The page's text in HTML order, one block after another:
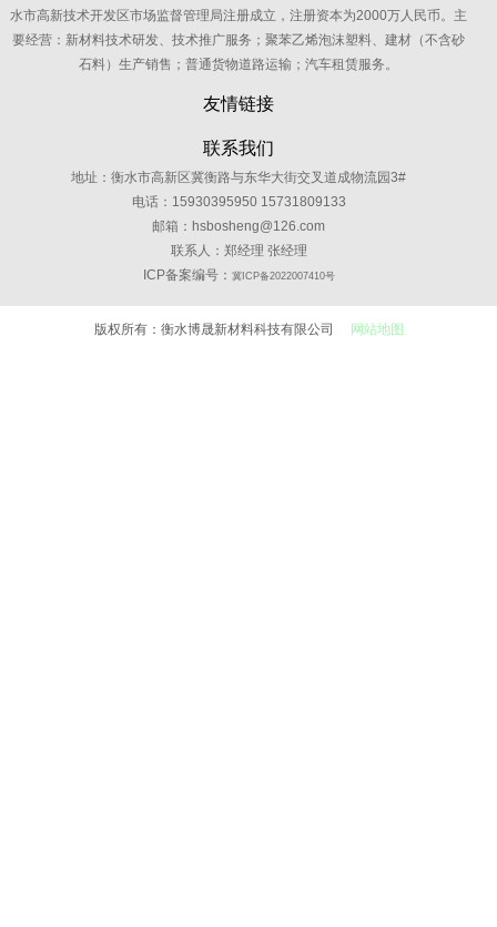
水市高新技术开发区市场监督管理局注册成立，注册资本为2000万人民币。主
要经营：新材料技术研发、技术推广服务；聚苯乙烯泡沫塑料、建材（不含砂
石料）生产销售；普通货物道路运输；汽车租赁服务。
友情链接
联系我们
地址：衡水市高新区冀衡路与东华大街交叉道成物流园3#
电话：15930395950 15731809133
邮箱：hsbosheng@126.com
联系人：郑经理 张经理
ICP备案编号： 冀ICP备2022007410号
版权所有：衡水博晟新材料科技有限公司 网站地图